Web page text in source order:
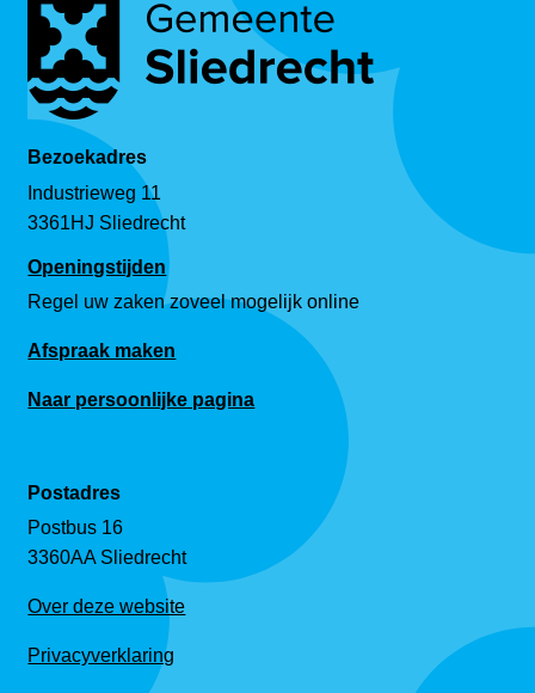
Bezoekadres
Industrieweg 11
3361HJ Sliedrecht
Openingstijden
Regel uw zaken zoveel mogelijk online
Afspraak maken
Naar persoonlijke pagina
Postadres
Postbus 16
3360AA Sliedrecht
Over deze website
Privacyverklaring